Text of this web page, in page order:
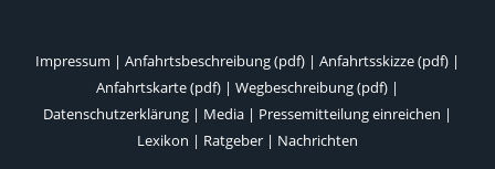
Impressum | Anfahrtsbeschreibung (pdf) | Anfahrtsskizze (pdf) |
Anfahrtskarte (pdf) | Wegbeschreibung (pdf) |
Datenschutzerklärung | Media | Pressemitteilung einreichen |
Lexikon | Ratgeber | Nachrichten